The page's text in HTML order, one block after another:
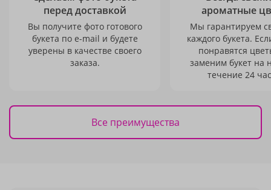
перед доставкой
Вы получите фото готового
букета по e-mail и будете
уверены в качестве своего
заказа.
ароматные
Мы гарантируем
каждого букета.
понравятся
заменим букет на
течение 24
Все преимущества